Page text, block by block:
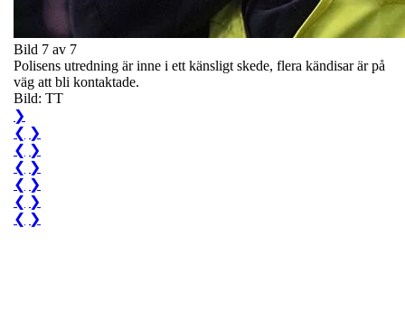
Bild 7 av 7
Polisens utredning är inne i ett känsligt skede, flera kändisar är på
väg att bli kontaktade.
Bild: TT
❯
❮ ❯
❮ ❯
❮ ❯
❮ ❯
❮ ❯
❮ ❯